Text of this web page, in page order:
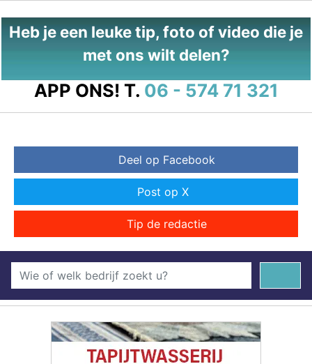
Heb je een leuke tip, foto of video die je
met ons wilt delen?
APP ONS! T. 06 - 574 71 321
Deel op Facebook
Post op X
Tip de redactie